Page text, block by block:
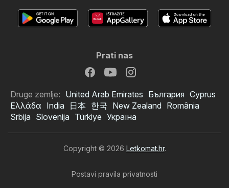
Prati nas
Druge zemlje: United Arab Emirates България Cyprus
Ελλάδα India 日本 한국 New Zealand România
Srbija Slovenija Türkiye Україна
Copyright © 2026 Letkomat.hr.
Postavi pravila privatnosti